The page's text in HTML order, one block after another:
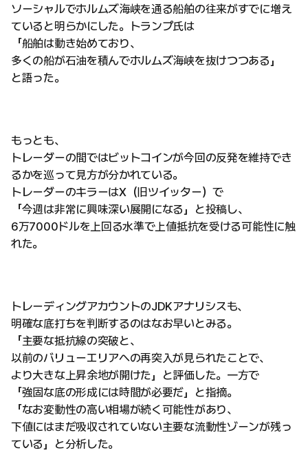
ソーシャルでホルムズ海峡を通る船舶の往来がすでに増え
ていると明らかにした。トランプ氏は
「船舶は動き始めており、
多くの船が石油を積んでホルムズ海峡を抜けつつある」
と語った。
もっとも、
トレーダーの間ではビットコインが今回の反発を維持でき
るかを巡って見方が分かれている。
トレーダーのキラーはX（旧ツイッター）で
「今週は非常に興味深い展開になる」と投稿し、
6万7000ドルを上回る水準で上値抵抗を受ける可能性に触
れた。
トレーディングアカウントのJDKアナリシスも、
明確な底打ちを判断するのはなお早いとみる。
「主要な抵抗線の突破と、
以前のバリューエリアへの再突入が見られたことで、
より大きな上昇余地が開けた」と評価した。一方で
「強固な底の形成には時間が必要だ」と指摘。
「なお変動性の高い相場が続く可能性があり、
下値にはまだ吸収されていない主要な流動性ゾーンが残っ
ている」と分析した。